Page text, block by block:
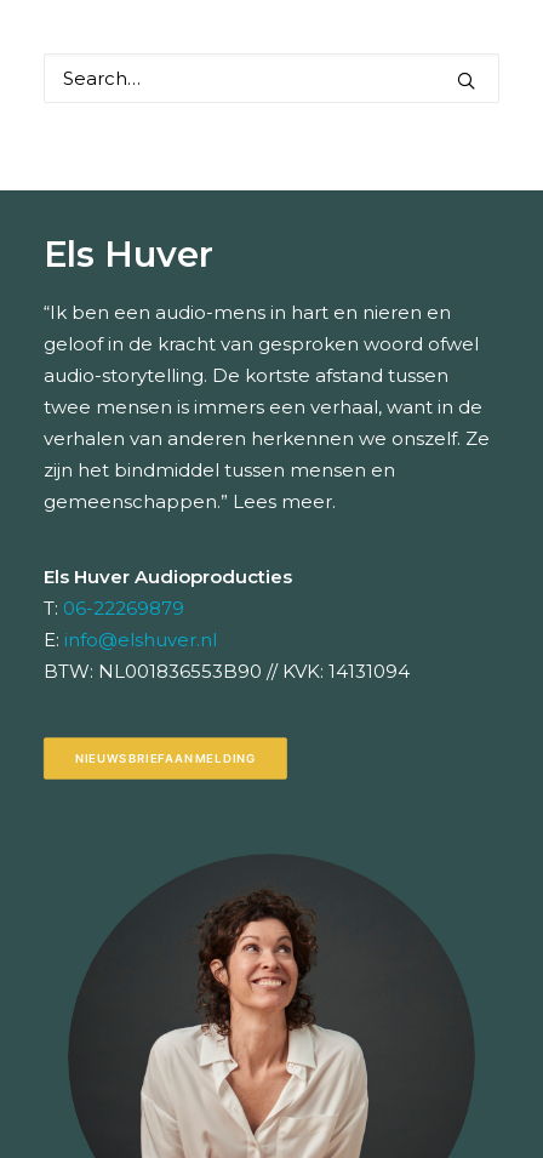
Els Huver
“Ik ben een audio-mens in hart en nieren en
geloof in de kracht van gesproken woord ofwel
audio-storytelling. De kortste afstand tussen
twee mensen is immers een verhaal, want in de
verhalen van anderen herkennen we onszelf. Ze
zijn het bindmiddel tussen mensen en
gemeenschappen.” Lees meer.
Els Huver Audioproducties
T: 06-22269879
E: info@elshuver.nl
BTW: NL001836553B90 // KVK: 14131094
NIEUWSBRIEFAANMELDING